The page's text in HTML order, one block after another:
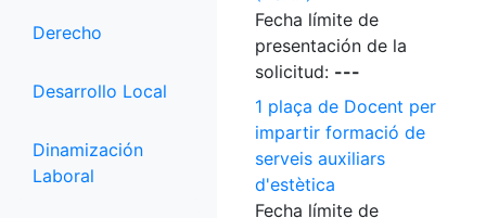
Derecho
Desarrollo Local
Dinamización
Laboral
Fecha límite de
presentación de la
solicitud: ---
1 plaça de Docent per
impartir formació de
serveis auxiliars
d'estètica
Fecha límite de